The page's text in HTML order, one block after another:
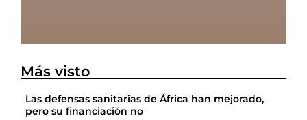
Más visto
Las defensas sanitarias de África han mejorado,
pero su financiación no